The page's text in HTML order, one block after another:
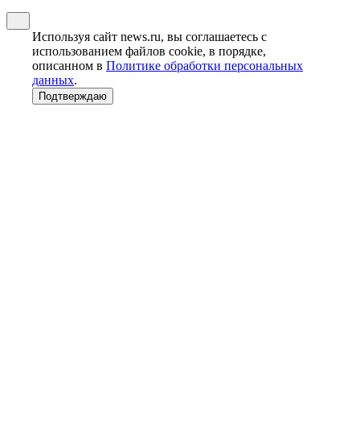
Используя сайт news.ru, вы соглашаетесь с
использованием файлов cookie, в порядке,
описанном в Политике обработки персональных
данных.
Подтверждаю